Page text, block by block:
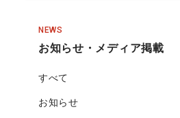
NEWS
お知らせ・メディア掲載
すべて
お知らせ